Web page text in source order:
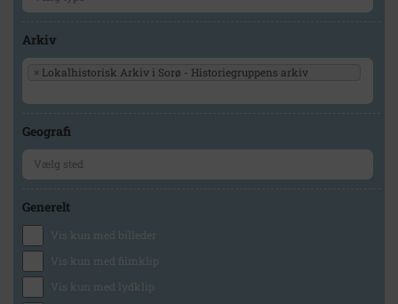
Arkiv
× Lokalhistorisk Arkiv i Sorø - Historiegruppens arkiv
Geografi
Generelt
Vis kun med billeder
Vis kun med filmklip
Vis kun med lydklip